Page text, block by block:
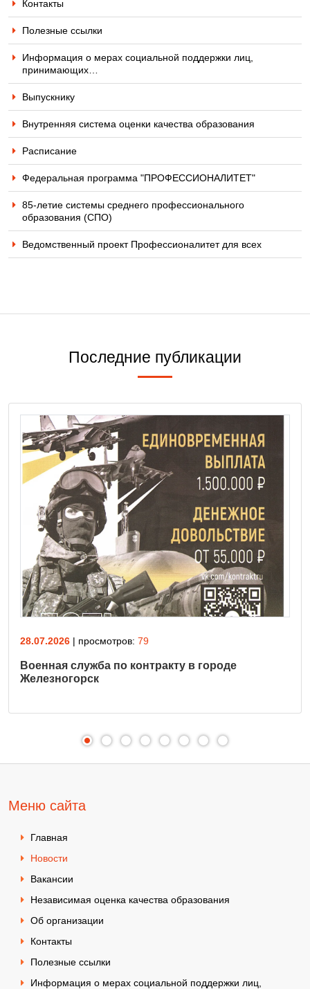
Контакты
Полезные ссылки
Информация о мерах социальной поддержки лиц,
принимающих…
Выпускнику
Внутренняя система оценки качества образования
Расписание
Федеральная программа "ПРОФЕССИОНАЛИТЕТ"
85-летие системы среднего профессионального
образования (СПО)
Ведомственный проект Профессионалитет для всех
Последние публикации
28.07.2026 | просмотров: 79
Военная служба по контракту в городе
Железногорск
Меню сайта
Главная
Новости
Вакансии
Независимая оценка качества образования
Об организации
Контакты
Полезные ссылки
Информация о мерах социальной поддержки лиц,